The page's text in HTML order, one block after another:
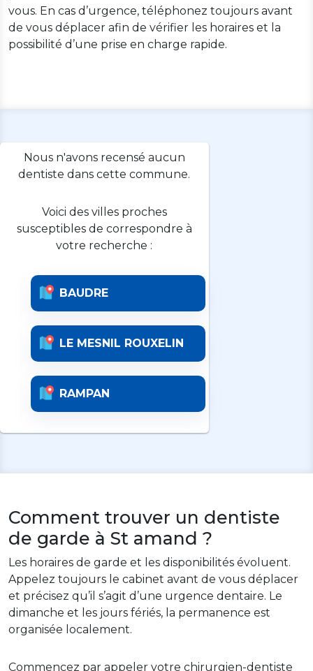
vous. En cas d’urgence, téléphonez toujours avant
de vous déplacer afin de vérifier les horaires et la
possibilité d’une prise en charge rapide.
Nous n'avons recensé aucun
dentiste dans cette commune.
Voici des villes proches
susceptibles de correspondre à
votre recherche :
BAUDRE
LE MESNIL ROUXELIN
RAMPAN
Comment trouver un dentiste
de garde à St amand ?
Les horaires de garde et les disponibilités évoluent.
Appelez toujours le cabinet avant de vous déplacer
et précisez qu’il s’agit d’une urgence dentaire. Le
dimanche et les jours fériés, la permanence est
organisée localement.
Commencez par appeler votre chirurgien-dentiste